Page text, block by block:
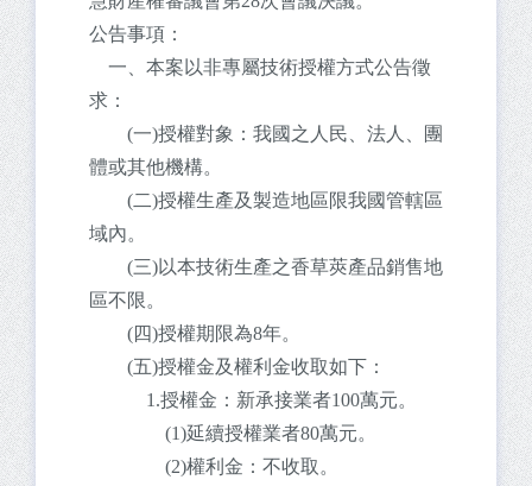
公告事項：
一、本案以非專屬技術授權方式公告徵
求：
(一)授權對象：我國之人民、法人、團
體或其他機構。
(二)授權生產及製造地區限我國管轄區
域內。
(三)以本技術生產之香草莢產品銷售地
區不限。
(四)授權期限為8年。
(五)授權金及權利金收取如下：
1.授權金：新承接業者100萬元。
(1)延續授權業者80萬元。
(2)權利金：不收取。